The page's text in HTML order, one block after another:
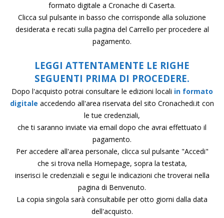
formato digitale a Cronache di Caserta.
Clicca sul pulsante in basso che corrisponde alla soluzione
desiderata e recati sulla pagina del Carrello per procedere al
pagamento.
LEGGI ATTENTAMENTE LE RIGHE
SEGUENTI PRIMA DI PROCEDERE.
Dopo l'acquisto potrai consultare le edizioni locali in formato
digitale accedendo all'area riservata del sito Cronachedi.it con
le tue credenziali,
che ti saranno inviate via email dopo che avrai effettuato il
pagamento.
Per accedere all'area personale, clicca sul pulsante "Accedi"
che si trova nella Homepage, sopra la testata,
inserisci le credenziali e segui le indicazioni che troverai nella
pagina di Benvenuto.
La copia singola sarà consultabile per otto giorni dalla data
dell'acquisto.